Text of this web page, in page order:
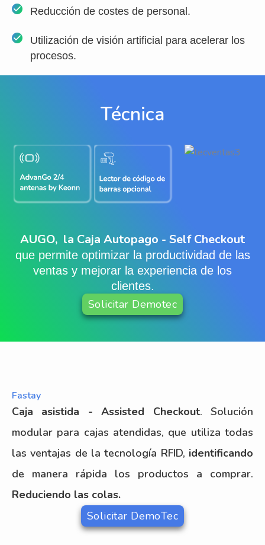
Reducción de costes de personal.
Utilización de visión artificial para acelerar los
procesos.
Técnica
AUGO, la Caja Autopago - Self Checkout
que permite optimizar la productividad de las
ventas y mejorar la experiencia de los
clientes.
Solicitar Demotec
Fastay
Caja asistida - Assisted Checkout. Solución
modular para cajas atendidas, que utiliza todas
las ventajas de la tecnología RFID, identificando
de manera rápida los productos a comprar.
Reduciendo las colas.
Solicitar DemoTec